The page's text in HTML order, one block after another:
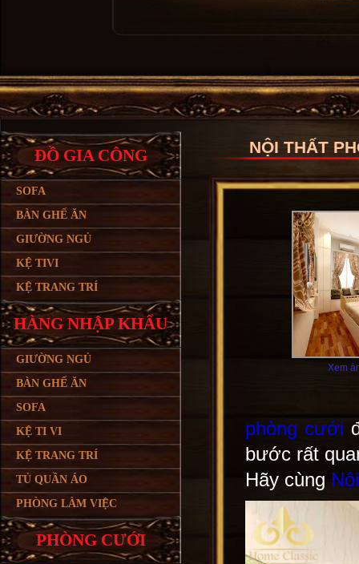
ĐỒ GIA CÔNG
SOFA
BÀN GHẾ ĂN
GIƯỜNG NGỦ
KỆ TIVI
KỆ TRANG TRÍ
HÀNG NHẬP KHẨU
GIƯỜNG NGỦ
BÀN GHẾ ĂN
SOFA
KỆ TI VI
KỆ TRANG TRÍ
TỦ QUẦN ÁO
PHÒNG LÀM VIỆC
PHÒNG CƯỚI
NỘI THẤT
Xem
phòng cưới
bước rất
Hãy cùng